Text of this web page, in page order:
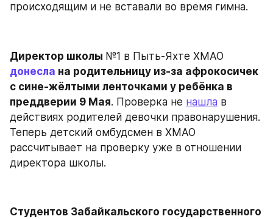
происходящим и не вставали во время гимна.
Директор школы
донесла на родительницу из-за афрокосичек
с сине-жёлтыми ленточками у ребёнка в
преддверии 9 Мая. Проверка не нашла в
действиях родителей девочки правонарушения.
Теперь детский омбудсмен в ХМАО
рассчитывает на проверку уже в отношении
директора школы.
Студентов Забайкальского государственного